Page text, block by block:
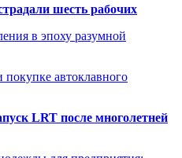
шесть рабочих
в эпоху разумной
автоклавного
LRT после многолетней